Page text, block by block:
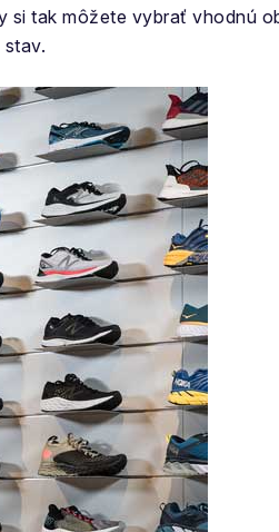
si tak môžete vybrať vhodnú